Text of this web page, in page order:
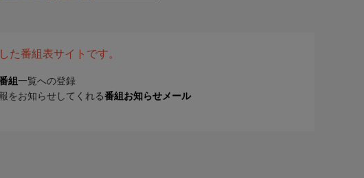
た番組表サイトです。
組一覧への登録
をお知らせしてくれる番組お知らせメール